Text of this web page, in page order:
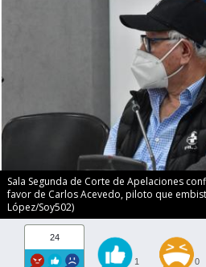
Sala Segunda de Corte de Apelaciones
favor de Carlos Acevedo, piloto que
López/Soy502)
24
1 0